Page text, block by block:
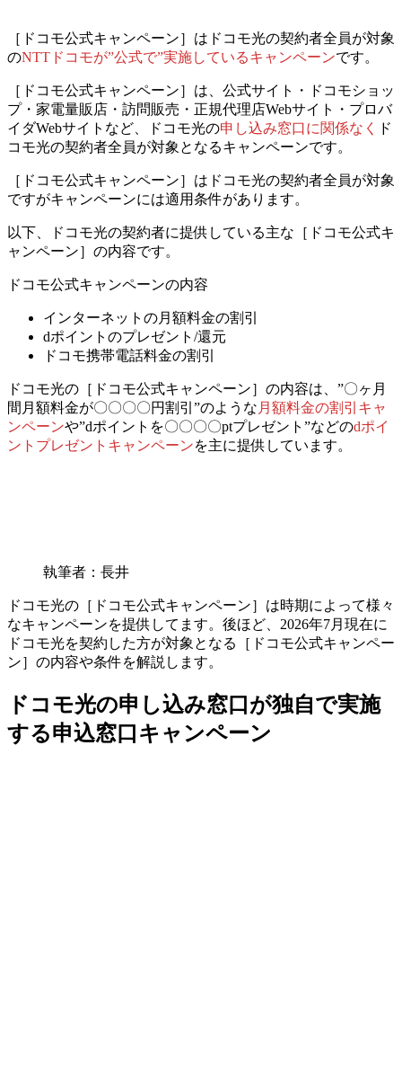
［ドコモ公式キャンペーン］は ドコモ光の契約者全員が対象
のNTTドコモが”公式で”実施しているキャンペーンです。
［ドコモ公式キャンペーン］は、公式サイト・ドコモショッ
プ・家電量販店・訪問販売・正規代理店Webサイト・プロバ
イダWebサイトなど、
ドコモ光の申し込み窓口に関係なく
ド
コモ光の契約者全員が対象となるキャンペーンです。
［ドコモ公式キャンペーン］はドコモ光の契約者全員が対象
ですがキャンペーンには適用条件があります。
以下、ドコモ光の契約者に提供している主な［ドコモ公式キ
ャンペーン］の内容です。
ドコモ公式キャンペーンの内容
インターネットの月額料金の割引
dポイントのプレゼント/還元
ドコモ携帯電話料金の割引
ドコモ光の［ドコモ公式キャンペーン］の内容は、 ”〇ヶ月
間月額料金が〇〇〇〇円割引”のような 月額料金の割引キャ
ンペーンや”dポイントを〇〇〇〇ptプレゼント”などのdポイ
ントプレゼントキャンペーンを主に提供しています。
執筆者：長井
ドコモ光の［ドコモ公式キャンペーン］は時期によって様々
なキャンペーンを提供してます。後ほど、2026年7月現在に
ドコモ光を契約した方が対象となる［ドコモ公式キャンペー
ン］の内容や条件を解説します。
ドコモ光の申し込み窓口が独自で実施
する申込窓口キャンペーン